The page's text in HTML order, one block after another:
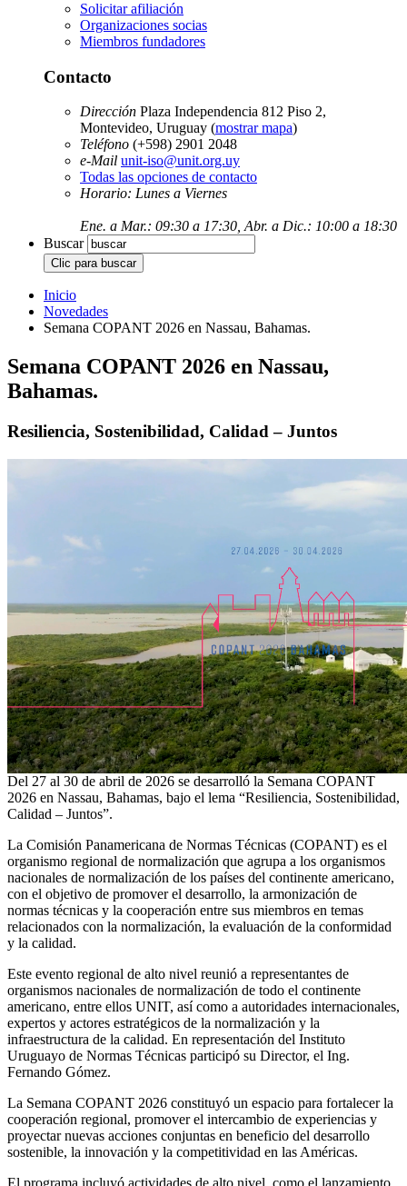
Solicitar afiliación
Organizaciones socias
Miembros fundadores
Contacto
Dirección Plaza Independencia 812 Piso 2,
Montevideo, Uruguay (mostrar mapa)
Teléfono (+598) 2901 2048
e-Mail unit-iso@unit.org.uy
Todas las opciones de contacto
Horario: Lunes a Viernes
Ene. a Mar.: 09:30 a 17:30, Abr. a Dic.: 10:00 a 18:30
Buscar
Inicio
Novedades
Semana COPANT 2026 en Nassau, Bahamas.
Semana COPANT 2026 en Nassau,
Bahamas.
Resiliencia, Sostenibilidad, Calidad – Juntos
Del 27 al 30 de abril de 2026 se desarrolló la Semana COPANT
2026 en Nassau, Bahamas, bajo el lema “Resiliencia, Sostenibilidad,
Calidad – Juntos”.
La Comisión Panamericana de Normas Técnicas (COPANT) es el
organismo regional de normalización que agrupa a los organismos
nacionales de normalización de los países del continente americano,
con el objetivo de promover el desarrollo, la armonización de
normas técnicas y la cooperación entre sus miembros en temas
relacionados con la normalización, la evaluación de la conformidad
y la calidad.
Este evento regional de alto nivel reunió a representantes de
organismos nacionales de normalización de todo el continente
americano, entre ellos UNIT, así como a autoridades internacionales,
expertos y actores estratégicos de la normalización y la
infraestructura de la calidad. En representación del Instituto
Uruguayo de Normas Técnicas participó su Director, el Ing.
Fernando Gómez.
La Semana COPANT 2026 constituyó un espacio para fortalecer la
cooperación regional, promover el intercambio de experiencias y
proyectar nuevas acciones conjuntas en beneficio del desarrollo
sostenible, la innovación y la competitividad en las Américas.
El programa incluyó actividades de alto nivel, como el lanzamiento